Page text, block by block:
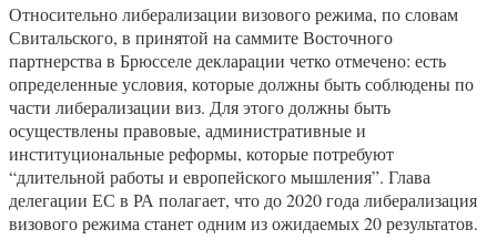
Относительно либерализации визового режима, по словам
Свитальского, в принятой на саммите Восточного
партнерства в Брюсселе декларации четко отмечено: есть
определенные условия, которые должны быть соблюдены по
части либерализации виз. Для этого должны быть
осуществлены правовые, административные и
институциональные реформы, которые потребуют
“длительной работы и европейского мышления”. Глава
делегации ЕС в РА полагает, что до 2020 года либерализация
визового режима станет одним из ожидаемых 20 результатов.